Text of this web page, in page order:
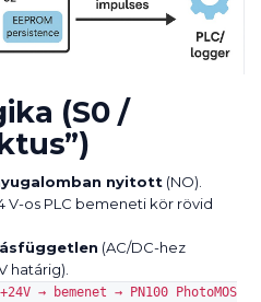
(S0 /
nyitott (NO).
V-os PLC bemeneti kör rövid
(AC/DC-hez
határig).
+24V → bemenet → PN100 PhotoMOS